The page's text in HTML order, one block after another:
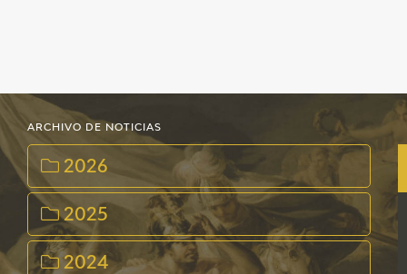
ARCHIVO DE NOTICIAS
2026
2025
2024